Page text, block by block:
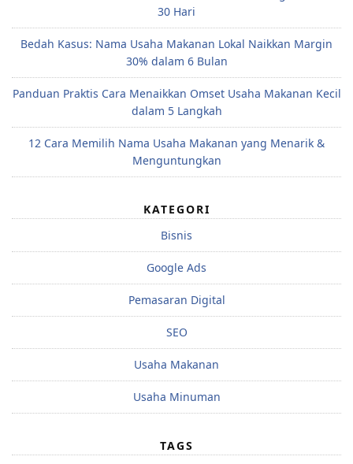
30 Hari
Bedah Kasus: Nama Usaha Makanan Lokal Naikkan Margin
30% dalam 6 Bulan
Panduan Praktis Cara Menaikkan Omset Usaha Makanan Kecil
dalam 5 Langkah
12 Cara Memilih Nama Usaha Makanan yang Menarik &
Menguntungkan
KATEGORI
Bisnis
Google Ads
Pemasaran Digital
SEO
Usaha Makanan
Usaha Minuman
TAGS